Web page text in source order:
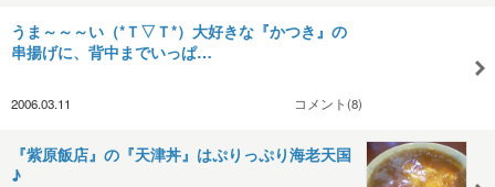
うま～～～い（*Ｔ▽Ｔ*）大好きな『かつき』の
串揚げに、背中までいっぱ…
2006.03.11 コメント(8)
『紫原飯店』の『天津丼』はぷりっぷり海老天国
♪